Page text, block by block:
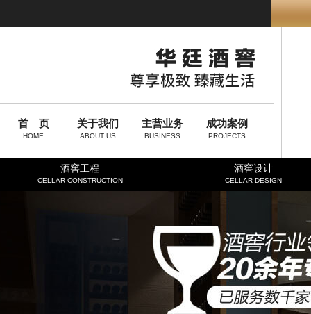
首 页
HOME
关于我们
ABOUT US
主营业务
BUSINESS
成功案例
PROJECTS
酒窖工程
CELLAR CONSTRUCTION
酒窖设计
CELLAR DESIGN